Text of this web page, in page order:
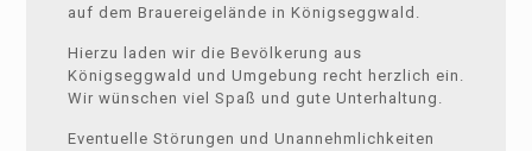
auf dem Brauereigelände in Königseggwald.
Hierzu laden wir die Bevölkerung aus
Königseggwald und Umgebung recht herzlich ein.
Wir wünschen viel Spaß und gute Unterhaltung.
Eventuelle Störungen und Unannehmlichkeiten